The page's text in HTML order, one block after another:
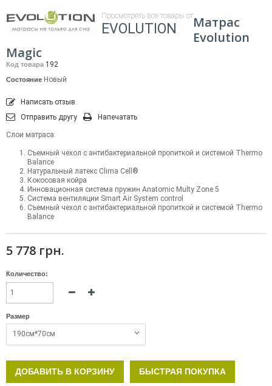
Просмотреть все товары от
EVOLUTION
Матрас
Evolution
Magic
Код товара 192
Состояние Новый
Написать отзыв
Отправить другу
Напечатать
Слои матраса:
Съемный чехол с антибактериальной пропиткой и системой Thermo
Balance
Натуральный латекс Clima Cell®
Кокосовая койра
Инновационная система пружин Anatomic Multy Zone 5
Система вентиляции Smart Air System control
Съемный чехол с антибактериальной пропиткой и системой Thermo
Balance
5 778 грн.
Количество:
Размер
190см*70см
ДОБАВИТЬ В КОРЗИНУ БЫСТРАЯ ПОКУПКА